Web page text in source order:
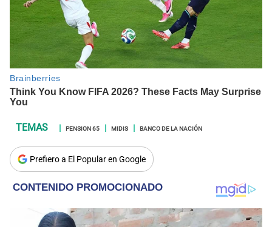
PENSION 65 MIDIS BANCO DE LA NACIÓN
Prefiero a El Popular en Google